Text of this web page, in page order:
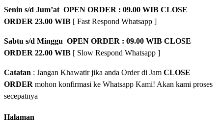
Senin s/d Jum’at OPEN ORDER : 09.00 WIB CLOSE
ORDER 23.00 WIB [ Fast Respond Whatsapp ]
Sabtu s/d Minggu OPEN ORDER : 09.00 WIB CLOSE
ORDER 22.00 WIB [ Slow Respond Whatsapp ]
Catatan : Jangan Khawatir jika anda Order di Jam CLOSE
ORDER mohon konfirmasi ke Whatsapp Kami! Akan kami proses
secepatnya
Halaman